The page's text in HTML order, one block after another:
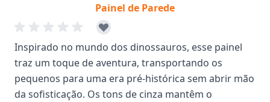
Painel de Parede
Inspirado no mundo dos dinossauros, esse painel
traz um toque de aventura, transportando os
pequenos para uma era pré-histórica sem abrir mão
da sofisticação. Os tons de cinza mantêm o